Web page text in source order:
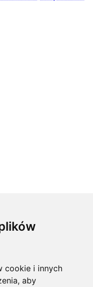
cookie i innych
aby